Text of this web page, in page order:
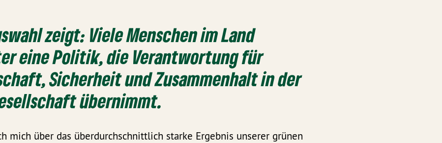
zeigt: Viele Menschen im Land
eine Politik, die Verantwortung für
Sicherheit und Zusammenhalt in der
übernimmt.
mich über das überdurchschnittlich starke Ergebnis unserer grünen